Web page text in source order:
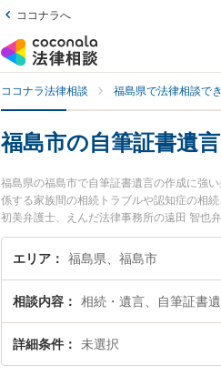
ココナラへ
ココナラ法律相談 福島県で法律相談で
福島市の自筆証書遺
福島県の福島市で自筆証書遺言の作成に強
係する家族間の相続トラブルや認知症の相
初美弁護士、えんだ法律事務所の遠田 智也
ブルを今すぐに弁護士に相談したい』『自
市内の弁護士に相談予約したい』などでお
エリア 福島県、福島市
相談内容 相続・遺言、自筆証書
詳細条件 未選択